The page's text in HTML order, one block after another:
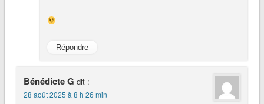
Répondre
Bénédicte G dit :
28 août 2025 à 8 h 26 min